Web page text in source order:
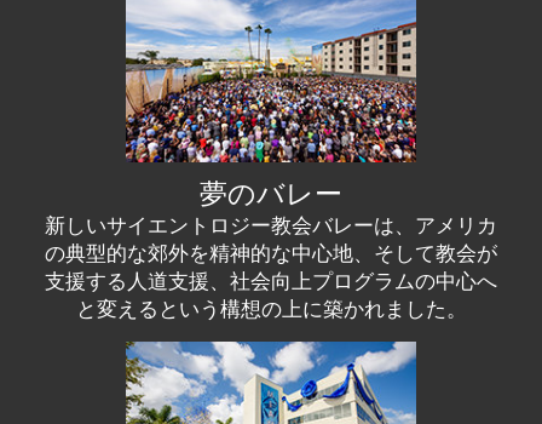
夢のバレー
新しいサイエントロジー教会バレーは、アメリカ
の典型的な郊外を精神的な中心地、そして教会が
支援する人道支援、社会向上プログラムの中心へ
と変えるという構想の上に築かれました。